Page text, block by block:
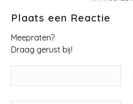
Plaats een Reactie
Meepraten?
Draag gerust bij!